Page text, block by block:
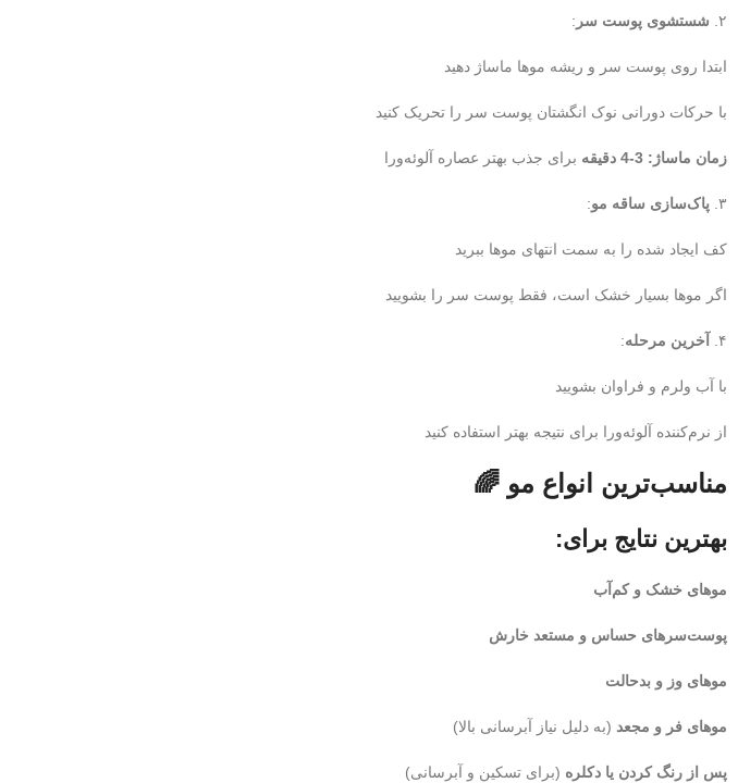
۲. شستشوی پوست سر :
ابتدا روی پوست سر و ریشه موها ماساژ دهید
با حرکات دورانی نوک انگشتان پوست سر را تحریک کنید
زمان ماساژ: 3-4 دقیقه برای جذب بهتر عصاره آلوئه‌ورا
۳. پاک‌سازی ساقه مو:
کف ایجاد شده را به سمت انتهای موها ببرید
اگر موها بسیار خشک است، فقط پوست سر را بشویید
۴. آخرین مرحله:
با آب ولرم و فراوان بشویید
از نرم‌کننده آلوئه‌ورا برای نتیجه بهتر استفاده کنید
مناسب‌ترین انواع مو 🌈
بهترین نتایج برای:
موهای خشک و کم‌آب
پوست‌سرهای حساس و مستعد خارش
موهای وز و بدحالت
موهای فر و مجعد (به دلیل نیاز آبرسانی بالا)
پس از رنگ کردن یا دکلره (برای تسکین و آبرسانی)